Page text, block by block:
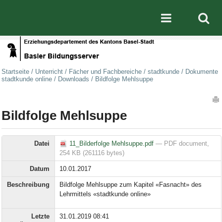
Mobile
Startseite / Unterricht / Fächer und Fachbereiche / stadtkunde / Dokumente
stadtkunde online / Downloads / Bildfolge Mehlsuppe
Bildfolge Mehlsuppe
Datei 11_Bilderfolge Mehlsuppe.pdf— PDF document,
254 KB (261116 bytes)
Datum 10.01.2017
Beschreibung
Bildfolge Mehlsuppe zum Kapitel «Fasnacht» des
Lehrmittels «stadtkunde online»
Letzte
31.01.2019 08:41